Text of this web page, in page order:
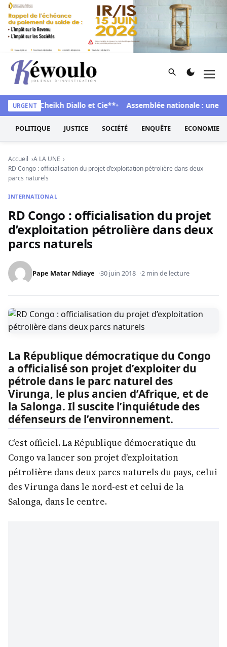
Aller au contenu
Kéwoulo, le premier site d'information et d'investigation
Rechercher
URGENTCheikh Diallo et Cie** Assemblée nationale : une
POLITIQUE JUSTICE SOCIÉTÉ ENQUÊTE ECONOMIE
Accueil
A LA UNE
RD Congo : officialisation du projet d’exploitation pétrolière dans deux
parcs naturels
INTERNATIONAL
RD Congo : officialisation du projet
d’exploitation pétrolière dans deux
parcs naturels
Pape Matar Ndiaye 30 juin 2018 2 min de lecture
La République démocratique du Congo
a officialisé son projet d’exploiter du
pétrole dans le parc naturel des
Virunga, le plus ancien d’Afrique, et de
la Salonga. Il suscite l’inquiétude des
défenseurs de l’environnement.
C’est officiel. La République démocratique du
Congo va lancer son projet d’exploitation
pétrolière dans deux parcs naturels du pays, celui
des Virunga dans le nord-est et celui de la
Salonga, dans le centre.